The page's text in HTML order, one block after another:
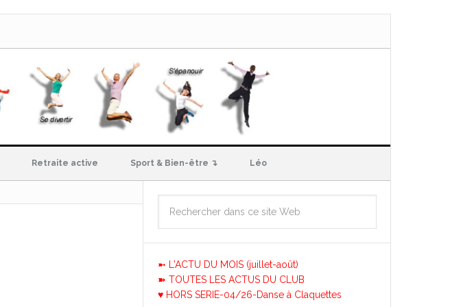
Retraite active Sport & Bien-être ↴ Léo
➼ L'ACTU DU MOIS (juillet-août)
➽ TOUTES LES ACTUS DU CLUB
♥ HORS SERIE-04/26-Danse à Claquettes